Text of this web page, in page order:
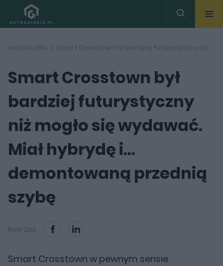
autoGALERIA Smart Crosstown był bardziej futurystyczny niż mogło się wydawać. Miał hybrydę i... demontowaną przednią szybę
Smart Crosstown był
bardziej futurystyczny
niż mogło się wydawać.
Miał hybrydę i...
demontowaną przednią
szybę
Piotr Zajt
Smart Crosstown w pewnym sensie